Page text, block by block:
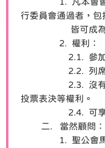
行委員會通過者，包
皆可成為本會
2. 權利：
2.1. 參加本會
2.2. 列席會
2.3. 沒有選舉
投票表決等權利。
2.4. 可享用本
二. 當然顧問：
1. 聖公會馬鞍